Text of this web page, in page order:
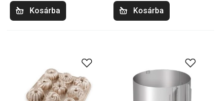
Kosárba Kosárba